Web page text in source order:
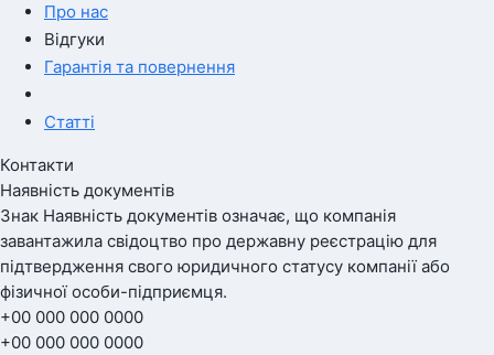
Про нас
Відгуки
Гарантія та повернення
Статті
Контакти
Наявність документів
Знак Наявність документів означає, що компанія
завантажила свідоцтво про державну реєстрацію для
підтвердження свого юридичного статусу компанії або
фізичної особи-підприємця.
+00 000 000 0000
+00 000 000 0000